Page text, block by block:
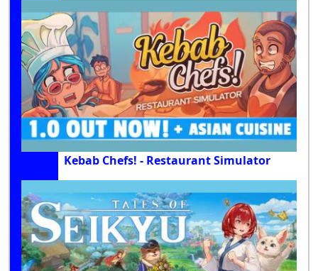
Kebab Chefs! - Restaurant Simulator